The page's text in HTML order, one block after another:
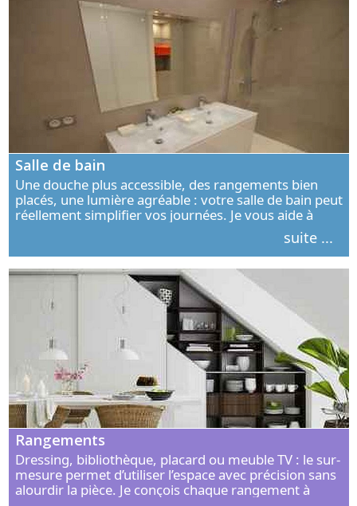
Salle de bain
Une douche plus accessible, des rangements bien
placés, une lumière agréable : votre salle de bain peut
réellement simplifier vos journées. Je vous aide à
concevoir un espace élégant, confortable et adapté à
suite ...
Rangements
Dressing, bibliothèque, placard ou meuble TV : le sur-
mesure permet d’utiliser l’espace avec précision sans
alourdir la pièce. Je conçois chaque rangement à